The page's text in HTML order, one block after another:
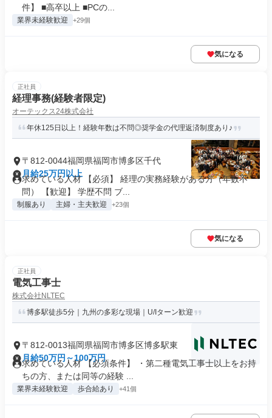
件】 ■高卒以上 ■PCの...
業界未経験歓迎 +29個
気になる
正社員
経理事務(経験者限定)
オーテックス24株式会社
年休125日以上！経験年数は不問◎奨学金の代理返済制度あり♪
〒812-0044福岡県福岡市博多区千代
月給25万円以上
求めている人材 【必須】 経理の実務経験がある方（年数不
問） 【歓迎】 学歴不問 ブ...
制服あり 主婦・主夫歓迎 +23個
気になる
正社員
電気工事士
株式会社NLTEC
博多駅徒歩5分｜九州の多彩な現場｜U/Iターン歓迎
〒812-0013福岡県福岡市博多区博多駅東
月給50万円～100万円
求めている人材 【必須条件】 ・第二種電気工事士以上をお持
ちの方、または同等の経験 ...
業界未経験歓迎 歩合給あり +41個